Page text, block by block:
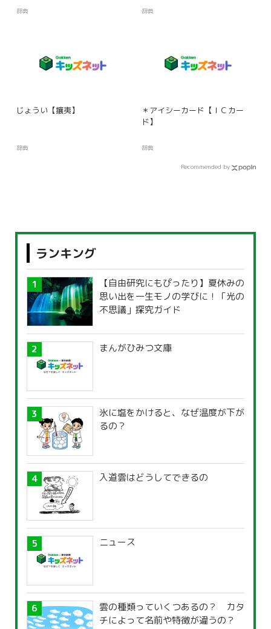
辞典 辞典
じょうい【攘夷】
辞典
＊アイシーカード【ＩＣカー
ド】
辞典
Recommended by
ランキング
【自由研究にもぴったり】夏休みの
思い出を一生モノの学びに！「光の
不思議」探究ガイド
まんがひみつ文庫
氷に塩をかけると、なぜ温度が下が
るの？
入道雲はどうしてできるの
ニュース
雲の種類っていくつあるの？ カタ
チによって名前や特徴が違うの？